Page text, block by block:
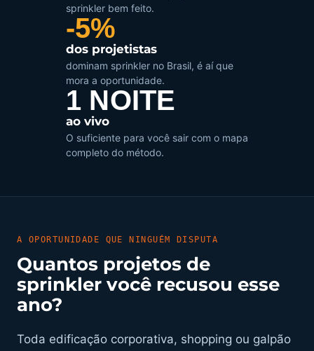
sprinkler bem feito.
-5%
dos projetistas
dominam sprinkler no Brasil, é aí que
mora a oportunidade.
1 NOITE
ao vivo
O suficiente para você sair com o mapa
completo do método.
A OPORTUNIDADE QUE NINGUÉM DISPUTA
Quantos projetos de
sprinkler você recusou esse
ano?
Toda edificação corporativa, shopping ou galpão